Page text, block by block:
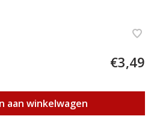
€3,49
aan winkelwagen